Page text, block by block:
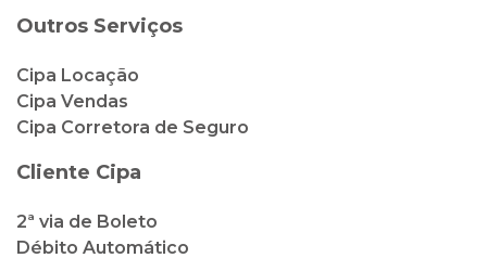
Outros Serviços
Cipa Locação
Cipa Vendas
Cipa Corretora de Seguro
Cliente Cipa
2ª via de Boleto
Débito Automático